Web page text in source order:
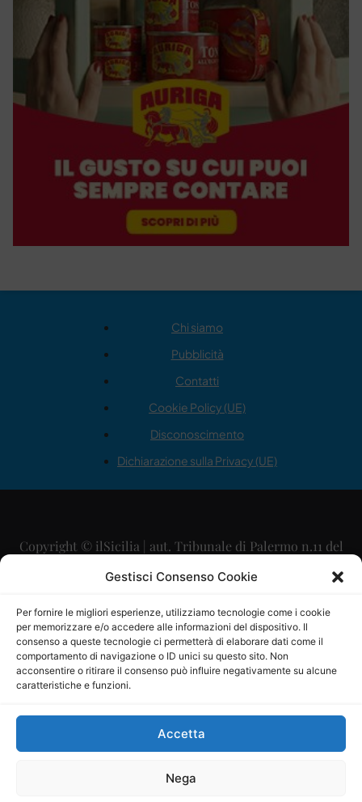
Gestisci Consenso Cookie
Per fornire le migliori esperienze, utilizziamo tecnologie come i cookie
per memorizzare e/o accedere alle informazioni del dispositivo. Il
consenso a queste tecnologie ci permetterà di elaborare dati come il
comportamento di navigazione o ID unici su questo sito. Non
acconsentire o ritirare il consenso può influire negativamente su alcune
caratteristiche e funzioni.
Accetta
Nega
Chi siamo
Pubblicità
Contatti
Cookie Policy (UE)
Disconoscimento
Dichiarazione sulla Privacy (UE)
Copyright © ilSicilia | aut. Tribunale di Palermo n.11 del
29/09/2015
Direttore Editoriale: Maurizio Scaglione
Direttore Responsabile: Maria Calabrese
P.IVA: 06334930820
Mercurio Comunicazione Società Cooperativa a r.l. è
iscritta al Registro degli Operatori di Comunicazione al